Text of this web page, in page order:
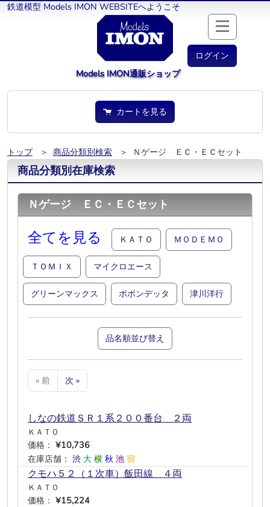
鉄道模型 Models IMON WEBSITEへようこそ
ログイン
Models IMON通販ショップ
カートを見る
トップ ＞ 商品分類別検索 ＞ Ｎゲージ ＥＣ・ＥＣセット
商品分類別在庫検索
Ｎゲージ ＥＣ・ＥＣセット
全てを見る ＫＡＴＯ ＭＯＤＥＭＯ
ＴＯＭＩＸ マイクロエース
グリーンマックス ポポンデッタ 津川洋行
品名順並び替え
« 前 次 »
しなの鉄道ＳＲ１系２００番台 ２両
ＫＡＴＯ
価格： ¥10,736
在庫店舗： 渋 大 横 秋 池 宿
クモハ５２（１次車）飯田線 ４両
ＫＡＴＯ
価格： ¥15,224